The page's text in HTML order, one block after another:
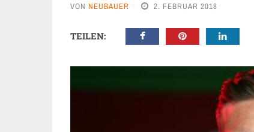
VON NEUBAUER 2. FEBRUAR 2018
TEILEN: